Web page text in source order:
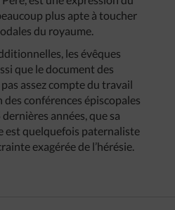
plus apte à toucher
du royaume.
les évêques
que le document des
assez compte du travail
des conférences épiscopales
dernières années, que sa
est quelquefois paternaliste
exagérée de l’hérésie.